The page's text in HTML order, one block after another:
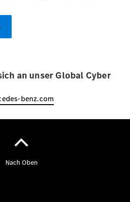
an unser Global Cyber
benz.com